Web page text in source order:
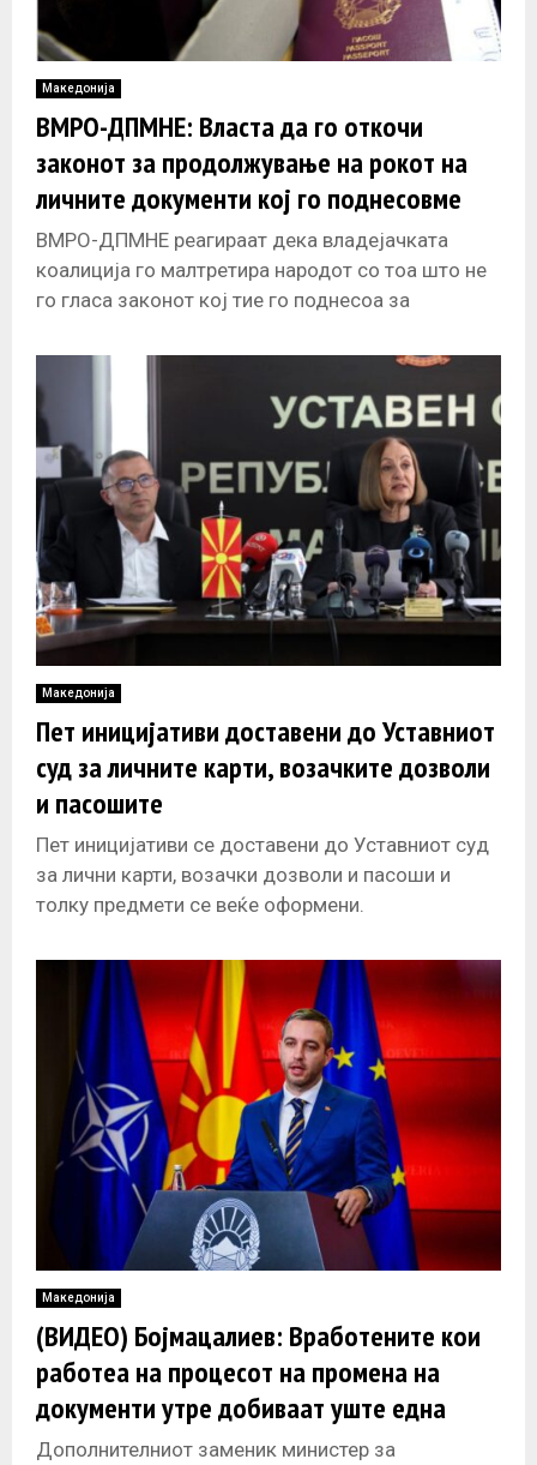
Македонија
ВМРО-ДПМНЕ: Власта да го откочи
законот за продолжување на рокот на
личните документи кој го поднесовме
ВМРО-ДПМНЕ реагираат дека владејачката
коалиција го малтретира народот со тоа што не
го гласа законот кој тие го поднесоа за
Македонија
Пет иницијативи доставени до Уставниот
суд за личните карти, возачките дозволи
и пасошите
Пет иницијативи се доставени до Уставниот суд
за лични карти, возачки дозволи и пасоши и
толку предмети се веќе оформени.
Македонија
(ВИДЕО) Бојмацалиев: Вработените кои
работеа на процесот на промена на
документи утре добиваат уште една
плата
Дополнителниот заменик министер за